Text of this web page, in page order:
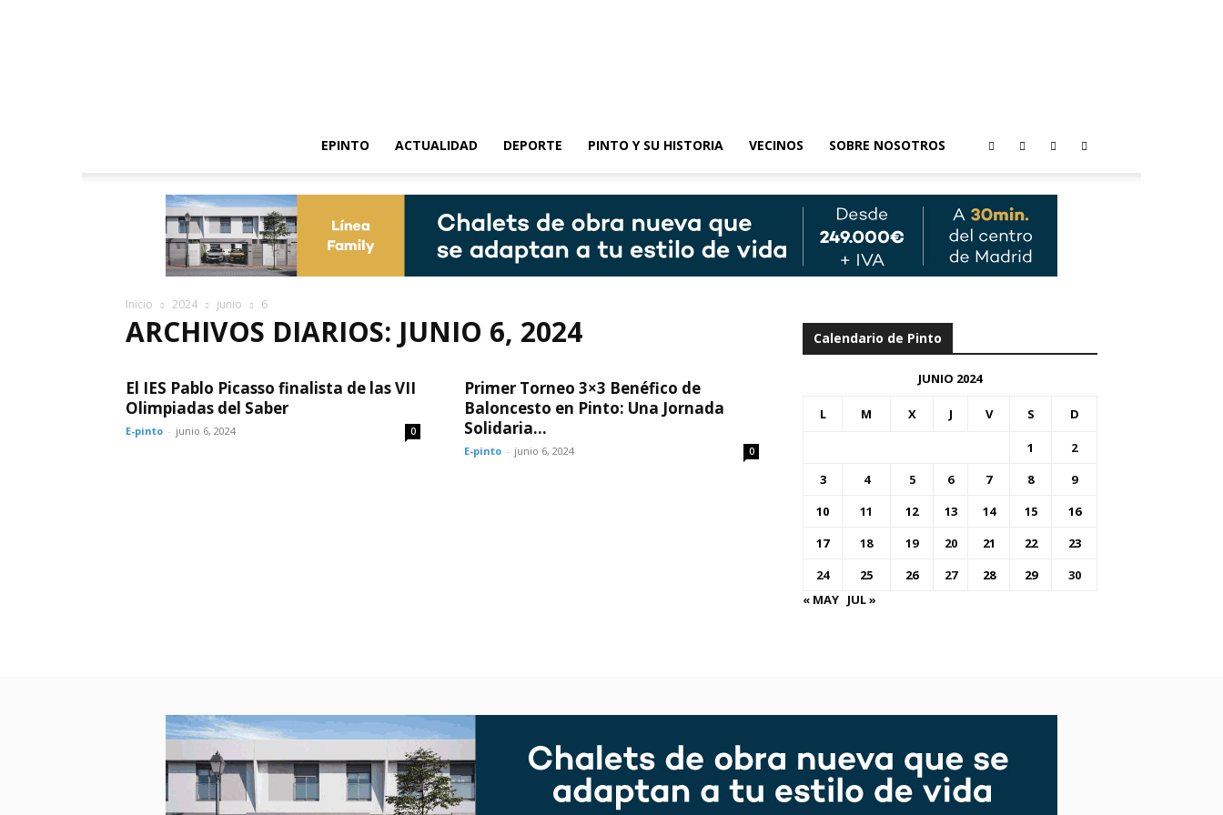
EPINTO
ACTUALIDAD DEPORTE PINTO Y SU HISTORIA VECINOS SOBRE NOSOTROS
Inicio 2024 junio 6
ARCHIVOS DIARIOS: JUNIO 6, 2024
El IES Pablo Picasso finalista de las VII
Olimpiadas del Saber
E-pinto - junio 6, 2024 0
Primer Torneo 3×3 Benéfico de
Baloncesto en Pinto: Una Jornada
Solidaria...
E-pinto - junio 6, 2024 0
Calendario de Pinto
JUNIO 2024
L M X J V S D
1
2
3
4 5 6 7 8
9
10
11 12 13 14 15
16
17
18 19 20 21 22
23
24
25 26 27 28 29
30
« MAY JUL »